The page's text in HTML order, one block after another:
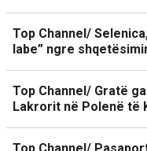
Top Channel/
labe” ngre
Top Channel/ Gratë
Lakrorit në Polenë të